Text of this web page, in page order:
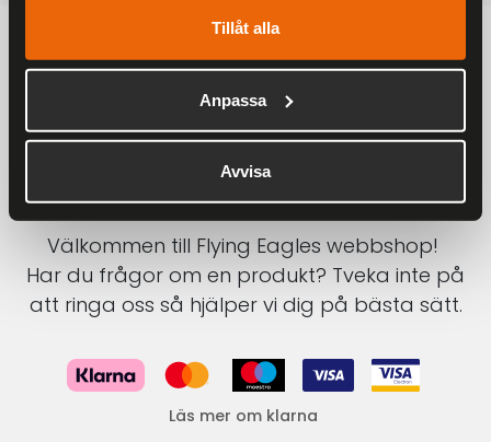
Tillåt alla
Anpassa
Avvisa
Välkommen till Flying Eagles webbshop!
Har du frågor om en produkt? Tveka inte på
att ringa oss så hjälper vi dig på bästa sätt.
Läs mer om klarna